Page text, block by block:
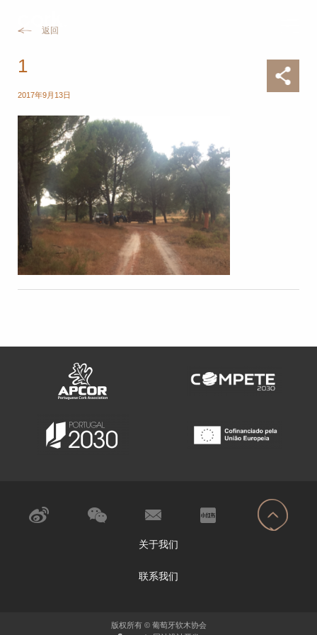
返回
1
2017年9月13日
关于我们
联系我们
版权所有 © 葡萄牙软木协会